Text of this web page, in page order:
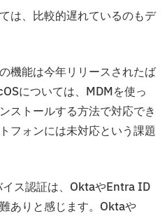
は、比較的遅れているのもデ
機能は今年リリースされたば
については、MDMを使っ
ストールする方法で対応でき
フォンには未対応という課題
ス認証は、OktaやEntra ID
ありと感じます。Oktaや